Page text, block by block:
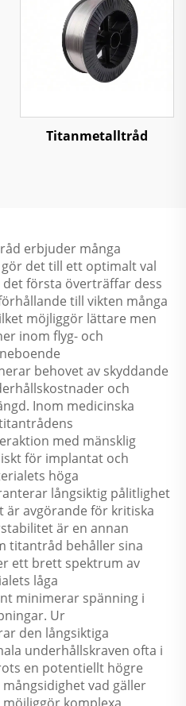
Titanmetalltråd
erbjuder många
det till ett optimalt val
första överträffar dess
till vikten många
möjliggör lättare men
inom flyg- och
behovet av skyddande
och
Inom medicinska
med mänsklig
för implantat och
höga
långsiktig pålitlighet
är avgörande för kritiska
är en annan
titantråd behåller sina
ett brett spektrum av
låga
minimerar spänning i
Ur
den långsiktiga
underhållskraven ofta i
en potentiellt högre
vad gäller